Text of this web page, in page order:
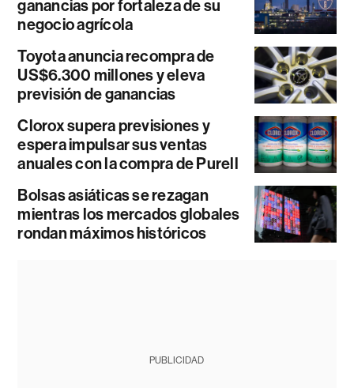
ganancias por fortaleza de su
negocio agrícola
Toyota anuncia recompra de
US$6.300 millones y eleva
previsión de ganancias
Clorox supera previsiones y
espera impulsar sus ventas
anuales con la compra de Purell
Bolsas asiáticas se rezagan
mientras los mercados globales
rondan máximos históricos
PUBLICIDAD